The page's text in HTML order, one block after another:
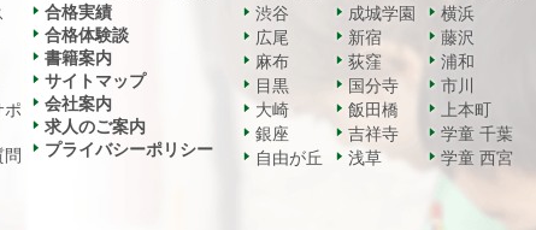
ポ
問
合格実績
合格体験談
書籍案内
サイトマップ
会社案内
求人のご案内
プライバシーポリシー
渋谷
広尾
麻布
目黒
大崎
銀座
自由が丘
成城学園
新宿
荻窪
国分寺
飯田橋
吉祥寺
浅草
横浜
藤沢
浦和
市川
上本町
学童 千葉
学童 西宮